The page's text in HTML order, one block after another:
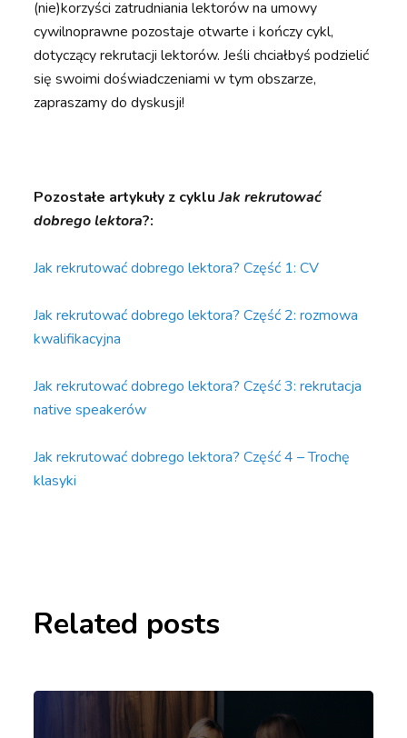
(nie)korzyści zatrudniania lektorów na umowy
cywilnoprawne pozostaje otwarte i kończy cykl,
dotyczący rekrutacji lektorów. Jeśli chciałbyś podzielić
się swoimi doświadczeniami w tym obszarze,
zapraszamy do dyskusji!
Pozostałe artykuły z cykluJak rekrutować
dobrego lektora?:
Jak rekrutować dobrego lektora? Część 1: CV
Jak rekrutować dobrego lektora? Część 2: rozmowa
kwalifikacyjna
Jak rekrutować dobrego lektora? Część 3: rekrutacja
native speakerów
Jak rekrutować dobrego lektora? Część 4 – Trochę
klasyki
Related posts